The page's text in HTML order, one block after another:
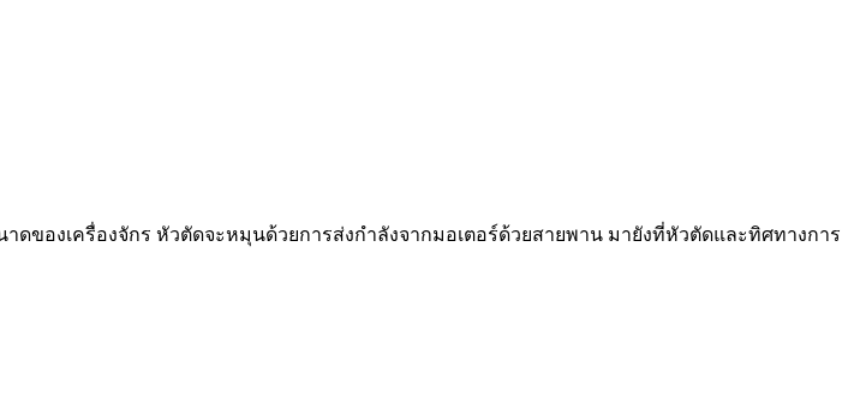
ของเครื่องจักร หัวตัดจะหมุนด้วยการส่งกำลังจากมอเตอร์ด้วยสายพาน มายังที่หัวตัดและทิศทางการ